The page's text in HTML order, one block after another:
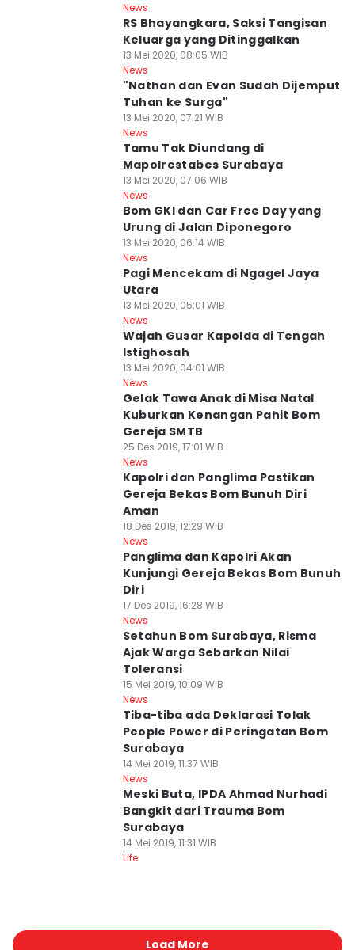
News
RS Bhayangkara, Saksi Tangisan
Keluarga yang Ditinggalkan
13 Mei 2020, 08:05 WIB
News
"Nathan dan Evan Sudah Dijemput
Tuhan ke Surga"
13 Mei 2020, 07:21 WIB
News
Tamu Tak Diundang di
Mapolrestabes Surabaya
13 Mei 2020, 07:06 WIB
News
Bom GKI dan Car Free Day yang
Urung di Jalan Diponegoro
13 Mei 2020, 06:14 WIB
News
Pagi Mencekam di Ngagel Jaya
Utara
13 Mei 2020, 05:01 WIB
News
Wajah Gusar Kapolda di Tengah
Istighosah
13 Mei 2020, 04:01 WIB
News
Gelak Tawa Anak di Misa Natal
Kuburkan Kenangan Pahit Bom
Gereja SMTB
25 Des 2019, 17:01 WIB
News
Kapolri dan Panglima Pastikan
Gereja Bekas Bom Bunuh Diri
Aman
18 Des 2019, 12:29 WIB
News
Panglima dan Kapolri Akan
Kunjungi Gereja Bekas Bom Bunuh
Diri
17 Des 2019, 16:28 WIB
News
Setahun Bom Surabaya, Risma
Ajak Warga Sebarkan Nilai
Toleransi
15 Mei 2019, 10:09 WIB
News
Tiba-tiba ada Deklarasi Tolak
People Power di Peringatan Bom
Surabaya
14 Mei 2019, 11:37 WIB
News
Meski Buta, IPDA Ahmad Nurhadi
Bangkit dari Trauma Bom
Surabaya
14 Mei 2019, 11:31 WIB
Life
Load More